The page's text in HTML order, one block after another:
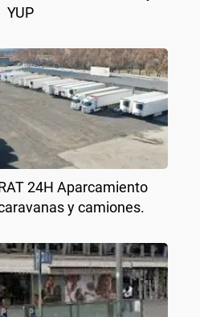
YUP
24H Aparcamiento
y camiones.